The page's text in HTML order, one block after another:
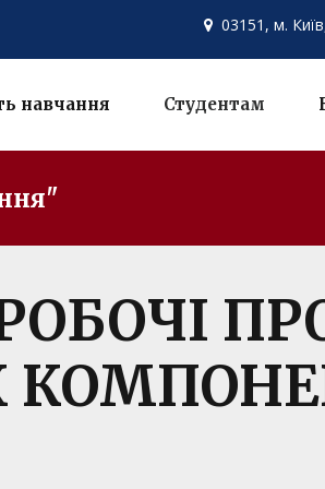
 03151, м.
навчання Студентам